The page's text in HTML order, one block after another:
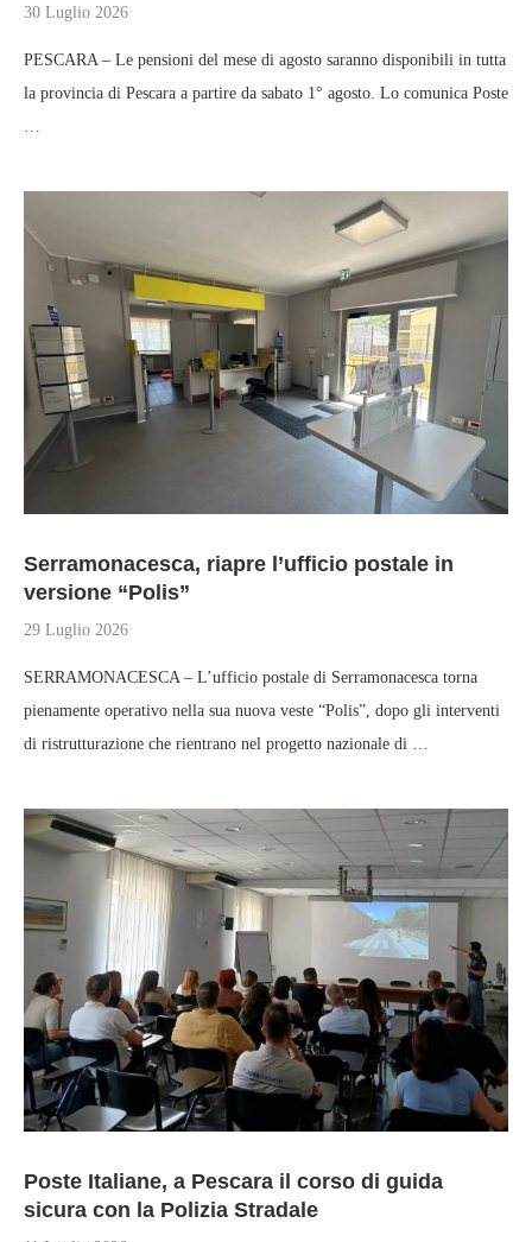
30 Luglio 2026
PESCARA – Le pensioni del mese di agosto saranno disponibili in tutta
la provincia di Pescara a partire da sabato 1° agosto. Lo comunica Poste
…
Serramonacesca, riapre l’ufficio postale in
versione “Polis”
29 Luglio 2026
SERRAMONACESCA – L’ufficio postale di Serramonacesca torna
pienamente operativo nella sua nuova veste “Polis”, dopo gli interventi
di ristrutturazione che rientrano nel progetto nazionale di …
Poste Italiane, a Pescara il corso di guida
sicura con la Polizia Stradale